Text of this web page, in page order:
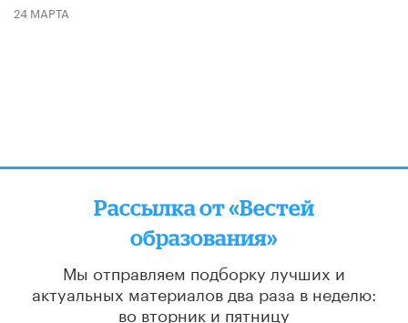
24 МАРТА
Рассылка от «Вестей
образования»
Мы отправляем подборку лучших и
актуальных материалов два раза в неделю:
во вторник и пятницу